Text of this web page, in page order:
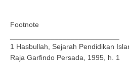
Footnote
1 Hasbullah, Sejarah Pendidikan
Raja Garfindo Persada, 1995, h. 1